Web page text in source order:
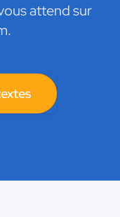
attend sur